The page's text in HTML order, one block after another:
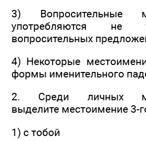
3) Вопросительные
употребляются не
вопросительных
4) Некоторые
формы именительного
2. Среди личных
выделите местоимение 3-
1) с тобой